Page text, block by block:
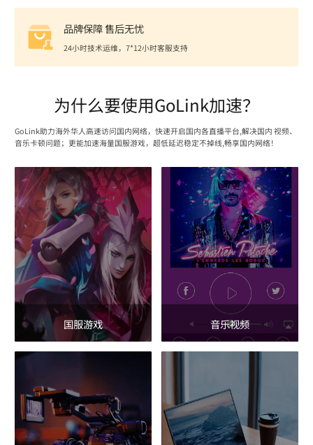
品牌保障 售后无忧
24小时技术运维，7*12小时客服支持
为什么要使用GoLink加速？
GoLink助力海外华人高速访问国内网络，快速开启国内各直播平台,解决国内 视频、
音乐卡顿问题；更能加速海量国服游戏，超低延迟稳定不掉线,畅享国内网络！
国服游戏 音乐视频